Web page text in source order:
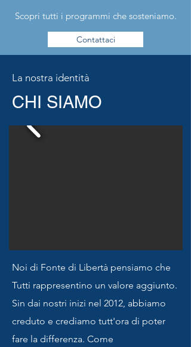
Scopri tutti i programmi che sosteniamo.
Contattaci
La nostra identità
Noi di Fonte di Libertà pensiamo che
Tutti rappresentino un valore aggiunto.
Sin dai nostri inizi nel 2012, abbiamo
creduto e crediamo tutt'ora di poter
fare la differenza. Come
CHI SIAMO